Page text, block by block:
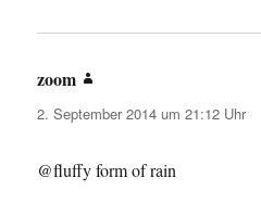
zoom
2. September 2014 um 21:12 Uhr
@fluffy form of rain